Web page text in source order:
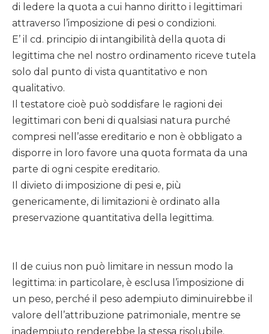
di ledere la quota a cui hanno diritto i legittimari
attraverso l’imposizione di pesi o condizioni.
E’ il cd. principio di intangibilità della quota di
legittima che nel nostro ordinamento riceve tutela
solo dal punto di vista quantitativo e non
qualitativo.
Il testatore cioè può soddisfare le ragioni dei
legittimari con beni di qualsiasi natura purché
compresi nell’asse ereditario e non è obbligato a
disporre in loro favore una quota formata da una
parte di ogni cespite ereditario.
Il divieto di imposizione di pesi e, più
genericamente, di limitazioni è ordinato alla
preservazione quantitativa della legittima.
Il de cuius non può limitare in nessun modo la
legittima: in particolare, è esclusa l’imposizione di
un peso, perché il peso adempiuto diminuirebbe il
valore dell’attribuzione patrimoniale, mentre se
inadempiuto renderebbe la stessa risolubile.